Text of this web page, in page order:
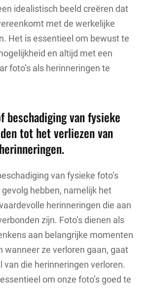
idealistisch beeld creëren dat
met de werkelijke
Het is essentieel om bewust te
en altijd met een
foto’s als herinneringen te
beschadiging van fysieke
tot het verliezen van
van fysieke foto’s
hebben, namelijk het
herinneringen die aan
zijn. Foto’s dienen als
aan belangrijke momenten
wanneer ze verloren gaan, gaat
van die herinneringen verloren.
om onze foto’s goed te